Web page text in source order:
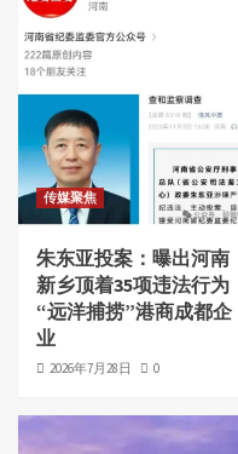
传媒聚焦
朱东亚投案：曝出河南
新乡顶着35项违法行为
“远洋捕捞”港商成都企
业
2026年7月28日 0